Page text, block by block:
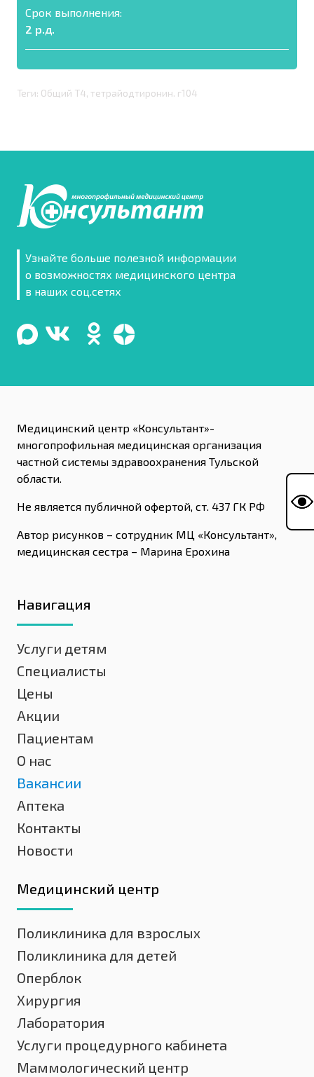
Срок выполнения:
2 р.д.
Теги: Общий Т4, тетрайодтиронин. г104
Узнайте больше полезной информации
о возможностях медицинского центра
в наших соц.сетях
Медицинский центр «Консультант»-
многопрофильная медицинская организация
частной системы здравоохранения Тульской
области.
Не является публичной офертой, ст. 437 ГК РФ
Автор рисунков – сотрудник МЦ «Консультант»,
медицинская сестра – Марина Ерохина
Навигация
Услуги детям
Специалисты
Цены
Акции
Пациентам
О нас
Вакансии
Аптека
Контакты
Новости
Медицинский центр
Поликлиника для взрослых
Поликлиника для детей
Оперблок
Хирургия
Лаборатория
Услуги процедурного кабинета
Маммологический центр